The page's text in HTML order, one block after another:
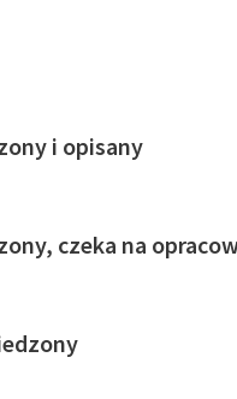
i opisany
czeka na